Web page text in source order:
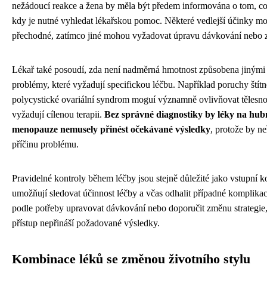
nežádoucí reakce a žena by měla být předem informována o tom,
kdy je nutné vyhledat lékařskou pomoc. Některé vedlejší účinky
přechodné, zatímco jiné mohou vyžadovat úpravu dávkování nebo
Lékař také posoudí, zda není nadměrná hmotnost způsobena
problémy, které vyžadují specifickou léčbu. Například poruchy
polycystické ovariální syndrom moguí významně ovlivňovat
vyžadují cílenou terapii. Bez správné diagnostiky by léky na
menopauze nemusely přinést očekávané výsledky, protože by
příčinu problému.
Pravidelné kontroly během léčby jsou stejně důležité jako vstupní
umožňují sledovat účinnost léčby a včas odhalit případné
podle potřeby upravovat dávkování nebo doporučit změnu
přístup nepřináší požadované výsledky.
Kombinace léků se změnou životního stylu